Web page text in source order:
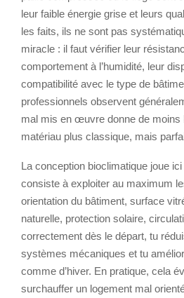
leur faible énergie grise et leurs
les faits, ils ne sont pas
miracle : il faut vérifier leur
comportement à l’humidité, leur
compatibilité avec le type de
professionnels observent
mal mis en œuvre donne de moins
matériau plus classique, mais
La conception bioclimatique joue
consiste à exploiter au maximum
orientation du bâtiment, surface
naturelle, protection solaire,
correctement dès le départ, tu
systèmes mécaniques et tu
comme d’hiver. En pratique, cela
surchauffer un logement mal